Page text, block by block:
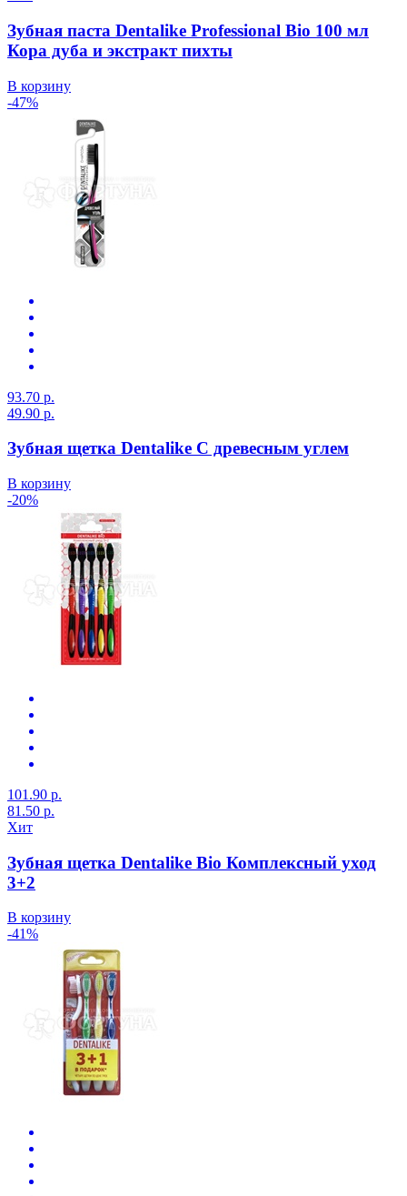
Зубная паста Dentalike Professional Bio 100 мл
Кора дуба и экстракт пихты
В корзину
-47%
93.70 р.
49.90 р.
Зубная щетка Dentalike С древесным углем
В корзину
-20%
101.90 р.
81.50 р.
Хит
Зубная щетка Dentalike Bio Комплексный уход
3+2
В корзину
-41%